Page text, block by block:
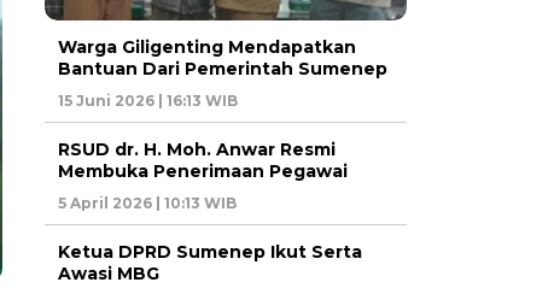
Warga Giligenting Mendapatkan
Bantuan Dari Pemerintah Sumenep
15 Juni 2026 | 16:13 WIB
RSUD dr. H. Moh. Anwar Resmi
Membuka Penerimaan Pegawai
5 April 2026 | 10:13 WIB
Ketua DPRD Sumenep Ikut Serta
Awasi MBG